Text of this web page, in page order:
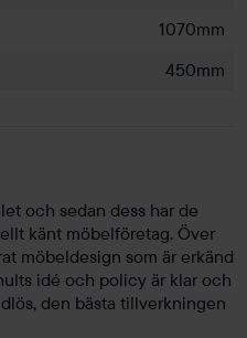
1070mm
450mm
och sedan dess har de
känt möbelföretag. Över
möbeldesign som är erkänd
idé och policy är klar och
den bästa tillverkningen